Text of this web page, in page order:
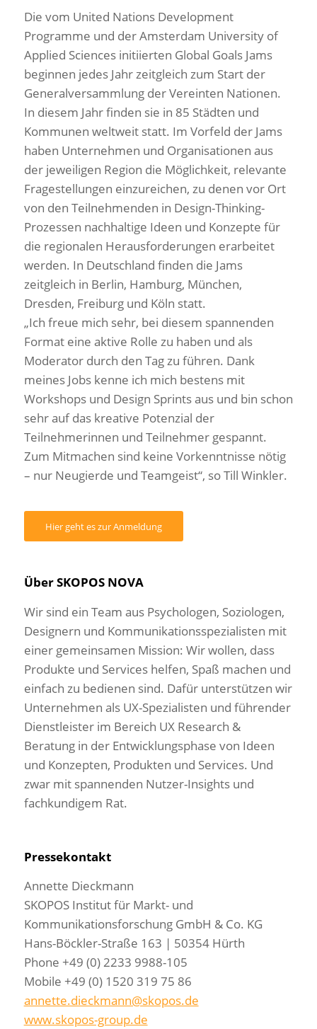
Die vom United Nations Development
Programme und der Amsterdam University of
Applied Sciences initiierten Global Goals Jams
beginnen jedes Jahr zeitgleich zum Start der
Generalversammlung der Vereinten Nationen.
In diesem Jahr finden sie in 85 Städten und
Kommunen weltweit statt. Im Vorfeld der Jams
haben Unternehmen und Organisationen aus
der jeweiligen Region die Möglichkeit, relevante
Fragestellungen einzureichen, zu denen vor Ort
von den Teilnehmenden in Design-Thinking-
Prozessen nachhaltige Ideen und Konzepte für
die regionalen Herausforderungen erarbeitet
werden. In Deutschland finden die Jams
zeitgleich in Berlin, Hamburg, München,
Dresden, Freiburg und Köln statt.
„Ich freue mich sehr, bei diesem spannenden
Format eine aktive Rolle zu haben und als
Moderator durch den Tag zu führen. Dank
meines Jobs kenne ich mich bestens mit
Workshops und Design Sprints aus und bin schon
sehr auf das kreative Potenzial der
Teilnehmerinnen und Teilnehmer gespannt.
Zum Mitmachen sind keine Vorkenntnisse nötig
– nur Neugierde und Teamgeist“, so Till Winkler.
Hier geht es zur Anmeldung
Über SKOPOS NOVA
Wir sind ein Team aus Psychologen, Soziologen,
Designern und Kommunikationsspezialisten mit
einer gemeinsamen Mission: Wir wollen, dass
Produkte und Services helfen, Spaß machen und
einfach zu bedienen sind. Dafür unterstützen wir
Unternehmen als UX-Spezialisten und führender
Dienstleister im Bereich UX Research &
Beratung in der Entwicklungsphase von Ideen
und Konzepten, Produkten und Services. Und
zwar mit spannenden Nutzer-Insights und
fachkundigem Rat.
Pressekontakt
Annette Dieckmann
SKOPOS Institut für Markt- und
Kommunikationsforschung GmbH & Co. KG
Hans-Böckler-Straße 163 | 50354 Hürth
Phone +49 (0) 2233 9988-105
Mobile +49 (0) 1520 319 75 86
annette.dieckmann@skopos.de
www.skopos-group.de